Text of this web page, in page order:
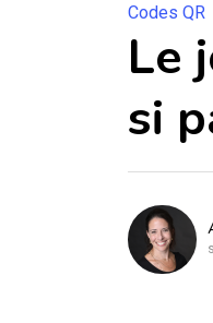
Codes QR
Le
si